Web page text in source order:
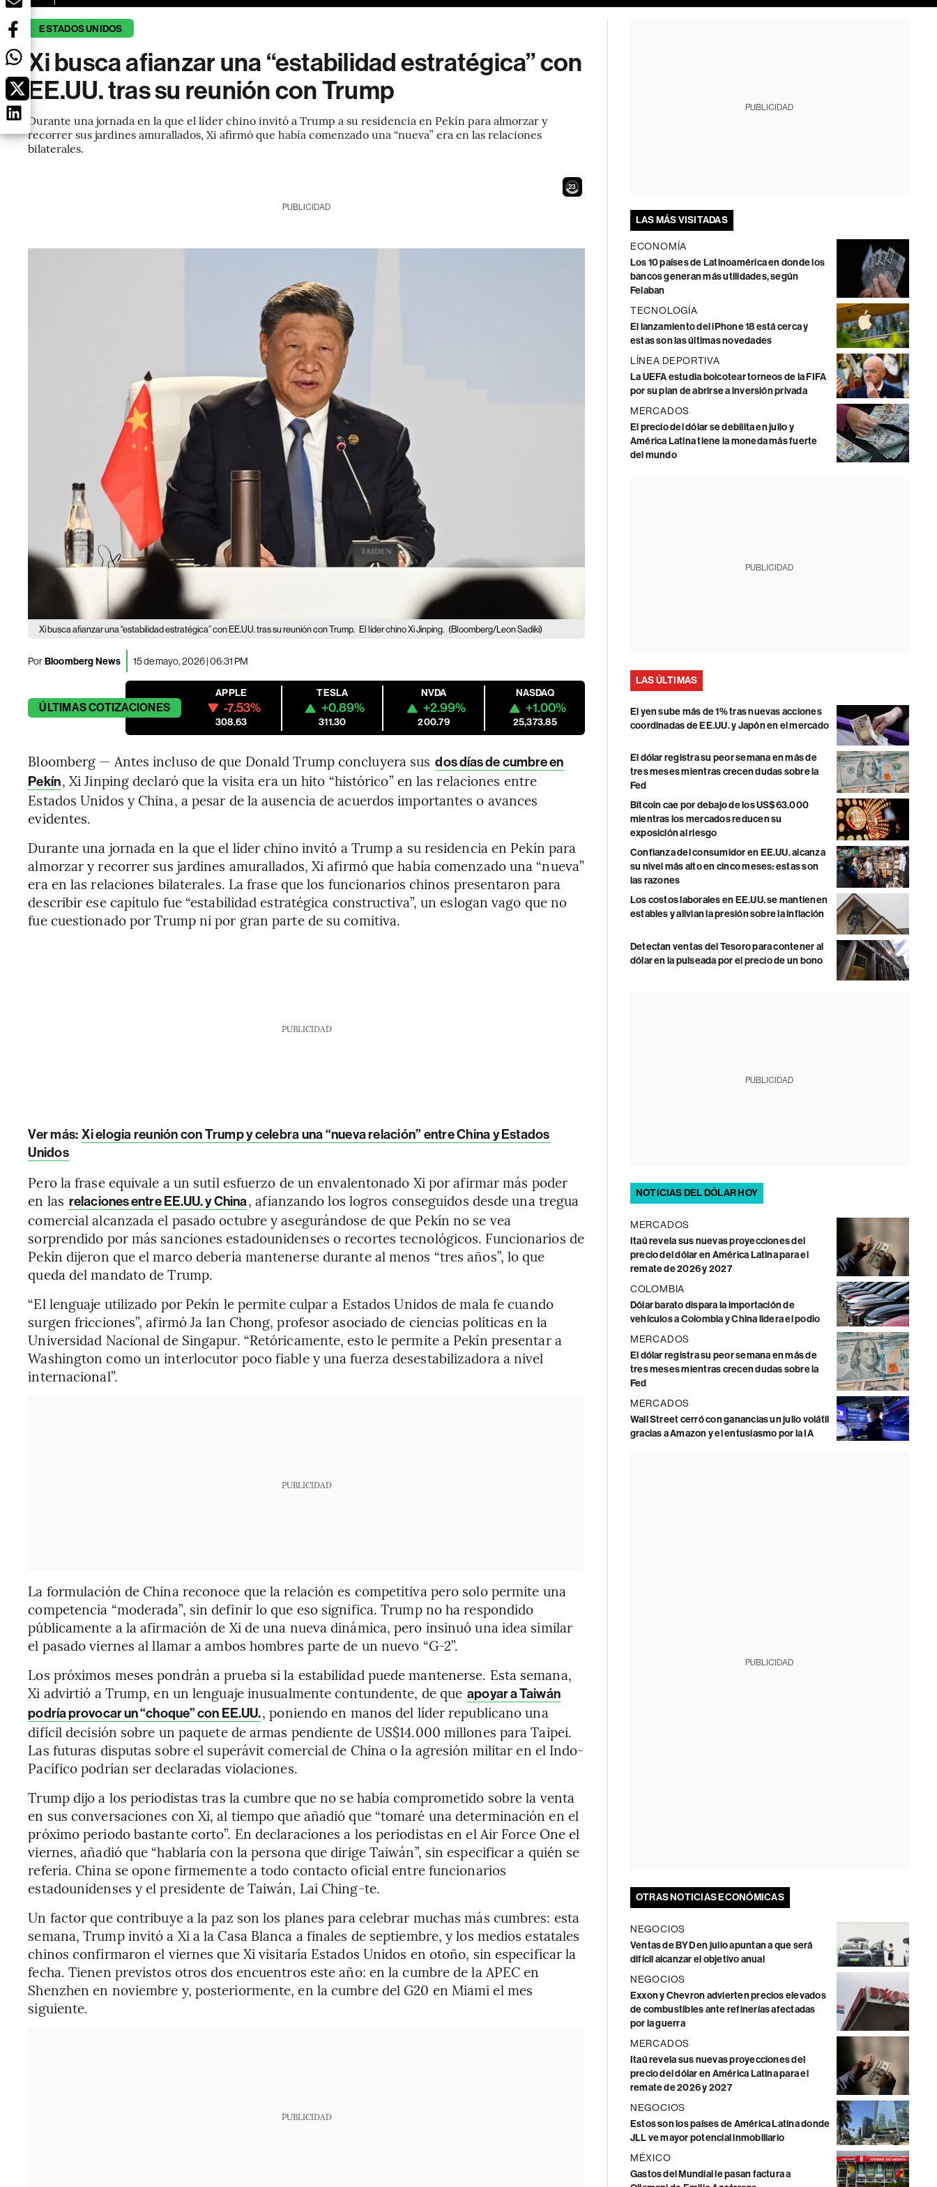
ESTADOS UNIDOS
Xi busca afianzar una “estabilidad estratégica” con
EE.UU. tras su reunión con Trump
Durante una jornada en la que el líder chino invitó a Trump a su residencia en Pekín para almorzar y
recorrer sus jardines amurallados, Xi afirmó que había comenzado una “nueva” era en las relaciones
bilaterales.
21
PUBLICIDAD
Xi busca afianzar una “estabilidad estratégica” con EE.UU. tras su reunión con Trump. El líder chino Xi Jinping. (Bloomberg/Leon Sadiki)
PorBloomberg News 15 de mayo, 2026 | 06:31 PM
ÚLTIMASCOTIZACIONES
APPLE
-7.53%
308.63
TESLA
+0.89%
311.30
NVDA
+2.99%
200.79
NASDAQ
+1.00%
25,373.85
Bloomberg — Antes incluso de que Donald Trump concluyera sus dos días de cumbre en
Pekín, Xi Jinping declaró que la visita era un hito “histórico” en las relaciones entre
Estados Unidos y China, a pesar de la ausencia de acuerdos importantes o avances
evidentes.
Durante una jornada en la que el líder chino invitó a Trump a su residencia en Pekín para
almorzar y recorrer sus jardines amurallados, Xi afirmó que había comenzado una “nueva”
era en las relaciones bilaterales. La frase que los funcionarios chinos presentaron para
describir ese capítulo fue “estabilidad estratégica constructiva”, un eslogan vago que no
fue cuestionado por Trump ni por gran parte de su comitiva.
PUBLICIDAD
Ver más: Xi elogia reunión con Trump y celebra una “nueva relación” entre China y Estados
Unidos
Pero la frase equivale a un sutil esfuerzo de un envalentonado Xi por afirmar más poder
en las relaciones entre EE.UU. y China, afianzando los logros conseguidos desde una tregua
comercial alcanzada el pasado octubre y asegurándose de que Pekín no se vea
sorprendido por más sanciones estadounidenses o recortes tecnológicos. Funcionarios de
Pekín dijeron que el marco debería mantenerse durante al menos “tres años”, lo que
queda del mandato de Trump.
“El lenguaje utilizado por Pekín le permite culpar a Estados Unidos de mala fe cuando
surgen fricciones”, afirmó Ja Ian Chong, profesor asociado de ciencias políticas en la
Universidad Nacional de Singapur. “Retóricamente, esto le permite a Pekín presentar a
Washington como un interlocutor poco fiable y una fuerza desestabilizadora a nivel
internacional”.
PUBLICIDAD
La formulación de China reconoce que la relación es competitiva pero solo permite una
competencia “moderada”, sin definir lo que eso significa. Trump no ha respondido
públicamente a la afirmación de Xi de una nueva dinámica, pero insinuó una idea similar
el pasado viernes al llamar a ambos hombres parte de un nuevo “G-2”.
Los próximos meses pondrán a prueba si la estabilidad puede mantenerse. Esta semana,
Xi advirtió a Trump, en un lenguaje inusualmente contundente, de que apoyar a Taiwán
podría provocar un “choque” con EE.UU., poniendo en manos del líder republicano una
difícil decisión sobre un paquete de armas pendiente de US$14.000 millones para Taipei.
Las futuras disputas sobre el superávit comercial de China o la agresión militar en el Indo-
Pacífico podrían ser declaradas violaciones.
Trump dijo a los periodistas tras la cumbre que no se había comprometido sobre la venta
en sus conversaciones con Xi, al tiempo que añadió que “tomaré una determinación en el
próximo periodo bastante corto”. En declaraciones a los periodistas en el Air Force One el
viernes, añadió que “hablaría con la persona que dirige Taiwán”, sin especificar a quién se
refería. China se opone firmemente a todo contacto oficial entre funcionarios
estadounidenses y el presidente de Taiwán, Lai Ching-te.
Un factor que contribuye a la paz son los planes para celebrar muchas más cumbres: esta
semana, Trump invitó a Xi a la Casa Blanca a finales de septiembre, y los medios estatales
chinos confirmaron el viernes que Xi visitaría Estados Unidos en otoño, sin especificar la
fecha. Tienen previstos otros dos encuentros este año: en la cumbre de la APEC en
Shenzhen en noviembre y, posteriormente, en la cumbre del G20 en Miami el mes
siguiente.
PUBLICIDAD
PUBLICIDAD
LAS MÁS VISITADAS
ECONOMÍA
Los 10 países de Latinoamérica en donde los
bancos generan más utilidades, según
Felaban
TECNOLOGÍA
El lanzamiento del iPhone 18 está cerca y
estas son las últimas novedades
LÍNEA DEPORTIVA
La UEFA estudia boicotear torneos de la FIFA
por su plan de abrirse a inversión privada
MERCADOS
El precio del dólar se debilita en julio y
América Latina tiene la moneda más fuerte
del mundo
PUBLICIDAD
LAS ÚLTIMAS
El yen sube más de 1% tras nuevas acciones
coordinadas de EE.UU. y Japón en el mercado
El dólar registra su peor semana en más de
tres meses mientras crecen dudas sobre la
Fed
Bitcoin cae por debajo de los US$63.000
mientras los mercados reducen su
exposición al riesgo
Confianza del consumidor en EE.UU. alcanza
su nivel más alto en cinco meses: estas son
las razones
Los costos laborales en EE.UU. se mantienen
estables y alivian la presión sobre la inflación
Detectan ventas del Tesoro para contener al
dólar en la pulseada por el precio de un bono
PUBLICIDAD
NOTICIAS DEL DÓLAR HOY
MERCADOS
Itaú revela sus nuevas proyecciones del
precio del dólar en América Latina para el
remate de 2026 y 2027
COLOMBIA
Dólar barato dispara la importación de
vehículos a Colombia y China lidera el podio
MERCADOS
El dólar registra su peor semana en más de
tres meses mientras crecen dudas sobre la
Fed
MERCADOS
Wall Street cerró con ganancias un julio volátil
gracias a Amazon y el entusiasmo por la IA
PUBLICIDAD
OTRAS NOTICIAS ECONÓMICAS
NEGOCIOS
Ventas de BYD en julio apuntan a que será
difícil alcanzar el objetivo anual
NEGOCIOS
Exxon y Chevron advierten precios elevados
de combustibles ante refinerías afectadas
por la guerra
MERCADOS
Itaú revela sus nuevas proyecciones del
precio del dólar en América Latina para el
remate de 2026 y 2027
NEGOCIOS
Estos son los países de América Latina donde
JLL ve mayor potencial inmobiliario
MÉXICO
Gastos del Mundial le pasan factura a